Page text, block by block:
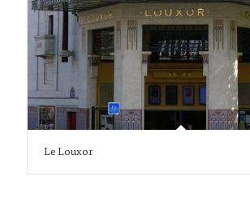
Le Louxor